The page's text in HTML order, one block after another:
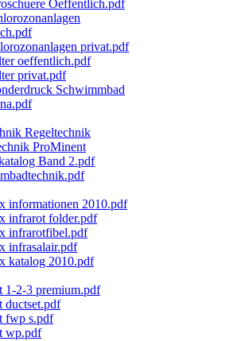
Oeffentlich.pdf
privat.pdf
oeffentlich.pdf
privat.pdf
Schwimmbad
Regeltechnik
ProMinent
Band 2.pdf
informationen 2010.pdf
infrarot folder.pdf
infrarotfibel.pdf
infrasalair.pdf
katalog 2010.pdf
1-2-3 premium.pdf
ductset.pdf
fwp s.pdf
wp.pdf